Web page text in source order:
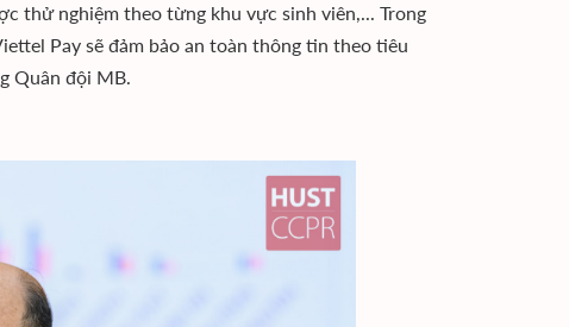
thử nghiệm theo từng khu vực sinh viên,... Trong
Pay sẽ đảm bảo an toàn thông tin theo tiêu
Quân đội MB.